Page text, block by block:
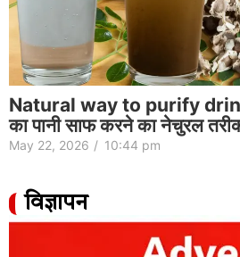
Natural way to purify
का पानी साफ करने का नेचुरल
May 22, 2026 / 10:44 pm
विज्ञापन